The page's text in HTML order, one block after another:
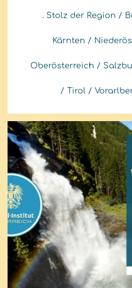
. Stolz der Region /
Kärnten /
Oberösterreich /
/ Tirol /